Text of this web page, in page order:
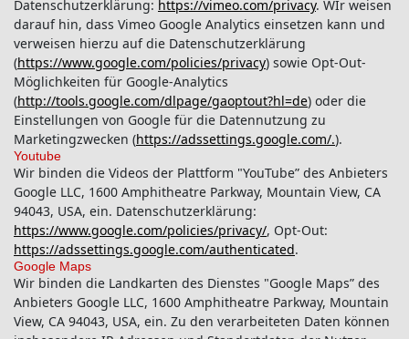
Datenschutzerklärung: https://vimeo.com/privacy. WIr weisen
darauf hin, dass Vimeo Google Analytics einsetzen kann und
verweisen hierzu auf die Datenschutzerklärung
(https://www.google.com/policies/privacy) sowie Opt-Out-
Möglichkeiten für Google-Analytics
(http://tools.google.com/dlpage/gaoptout?hl=de) oder die
Einstellungen von Google für die Datennutzung zu
Marketingzwecken (https://adssettings.google.com/.).
Youtube
Wir binden die Videos der Plattform "YouTube” des Anbieters
Google LLC, 1600 Amphitheatre Parkway, Mountain View, CA
94043, USA, ein. Datenschutzerklärung:
https://www.google.com/policies/privacy/, Opt-Out:
https://adssettings.google.com/authenticated.
Google Maps
Wir binden die Landkarten des Dienstes "Google Maps” des
Anbieters Google LLC, 1600 Amphitheatre Parkway, Mountain
View, CA 94043, USA, ein. Zu den verarbeiteten Daten können